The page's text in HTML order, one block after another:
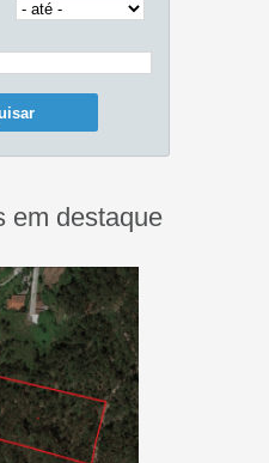
em destaque